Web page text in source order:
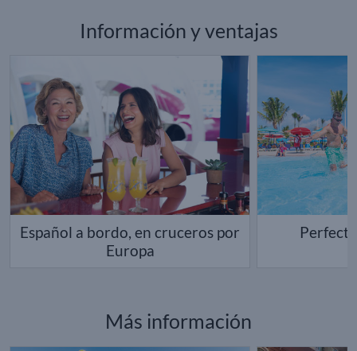
Información y ventajas
Español a bordo, en cruceros por
Europa
Perfect
Más información